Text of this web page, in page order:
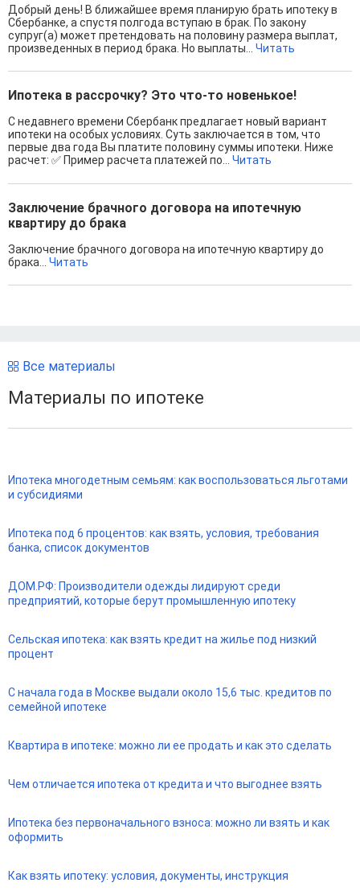
Добрый день! В ближайшее время планирую брать ипотеку в
Сбербанке, а спустя полгода вступаю в брак. По закону
супруг(а) может претендовать на половину размера выплат,
произведенных в период брака. Но выплаты... Читать
Ипотека в рассрочку? Это что-то новенькое!
С недавнего времени Сбербанк предлагает новый вариант
ипотеки на особых условиях. Суть заключается в том, что
первые два года Вы платите половину суммы ипотеки. Ниже
расчет: ✅ Пример расчета платежей по... Читать
Заключение брачного договора на ипотечную
квартиру до брака
Заключение брачного договора на ипотечную квартиру до
брака... Читать
Все материалы
Материалы по ипотеке
Ипотека многодетным семьям: как воспользоваться льготами
и субсидиями
Ипотека под 6 процентов: как взять, условия, требования
банка, список документов
ДОМ.РФ: Производители одежды лидируют среди
предприятий, которые берут промышленную ипотеку
Сельская ипотека: как взять кредит на жилье под низкий
процент
С начала года в Москве выдали около 15,6 тыс. кредитов по
семейной ипотеке
Квартира в ипотеке: можно ли ее продать и как это сделать
Чем отличается ипотека от кредита и что выгоднее взять
Ипотека без первоначального взноса: можно ли взять и как
оформить
Как взять ипотеку: условия, документы, инструкция